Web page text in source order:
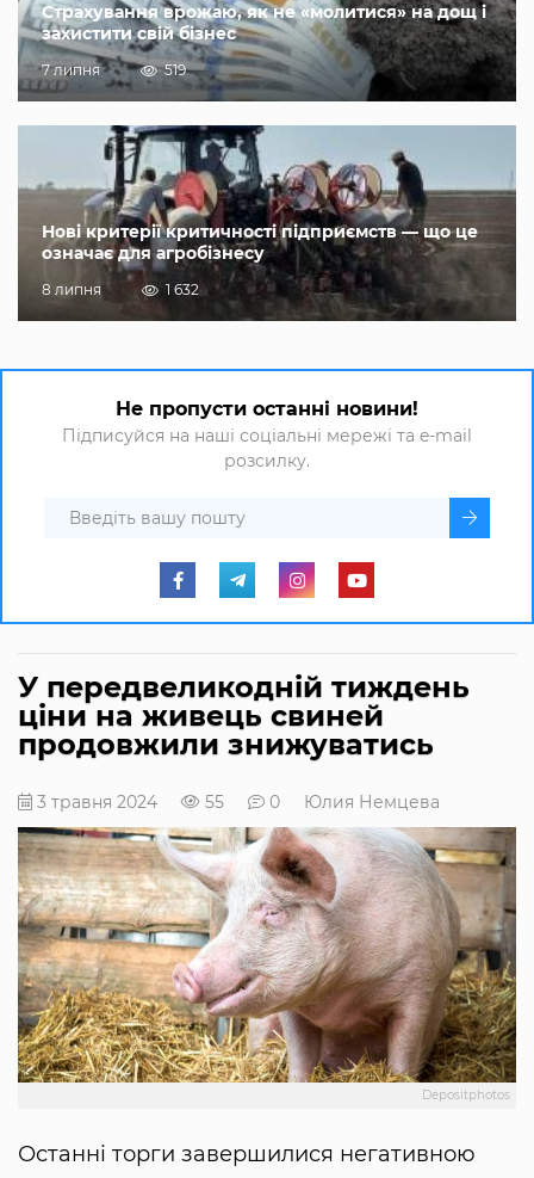
Страхування врожаю, як не «молитися» на дощ і
захистити свій бізнес
7 липня 519
Нові критерії критичності підприємств — що це
означає для агробізнесу
8 липня 1 632
Не пропусти останні новини!
Підписуйся на наші соціальні мережі та e-mail
розсилку.
У передвеликодній тиждень
ціни на живець свиней
продовжили знижуватись
3 травня 2024 55 0 Юлия Немцева
Depositphotos
Останні торги завершилися негативною